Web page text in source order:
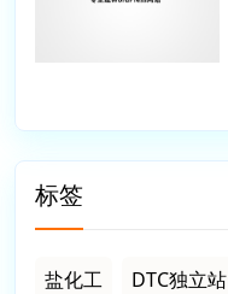
标签
盐化工 DTC独立站